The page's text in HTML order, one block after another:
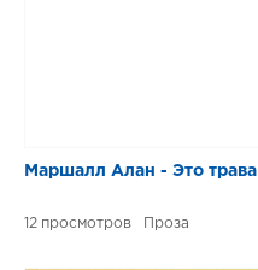
Маршалл Алан - Это трава
12 Проза